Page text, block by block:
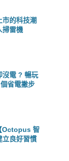
市的科技潮
掃雷機
沒電 ? 暢玩
省電撇步
Octopus 智
立良好習慣